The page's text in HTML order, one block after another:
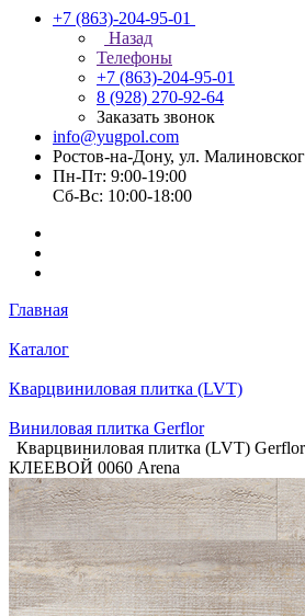
+7 (863)-204-95-01
Назад
Телефоны
+7 (863)-204-95-01
8 (928) 270-92-64
Заказать звонок
info@yugpol.com
Ростов-на-Дону, ул.
Пн-Пт: 9:00-19:00
Cб-Вс: 10:00-18:00
Главная
Каталог
Кварцвиниловая плитка (LVT)
Виниловая плитка Gerflor
Кварцвиниловая плитка (LVT)
КЛЕЕВОЙ 0060 Arena